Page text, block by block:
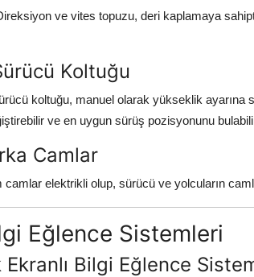
ve vites topuzu, deri kaplamaya
Koltuğu
koltuğu, manuel olarak yükseklik ayarına
ve en uygun sürüş pozisyonunu
Camlar
camlar elektrikli olup, sürücü ve yolcuların
Eğlence Sistemleri
Bilgi Eğlence